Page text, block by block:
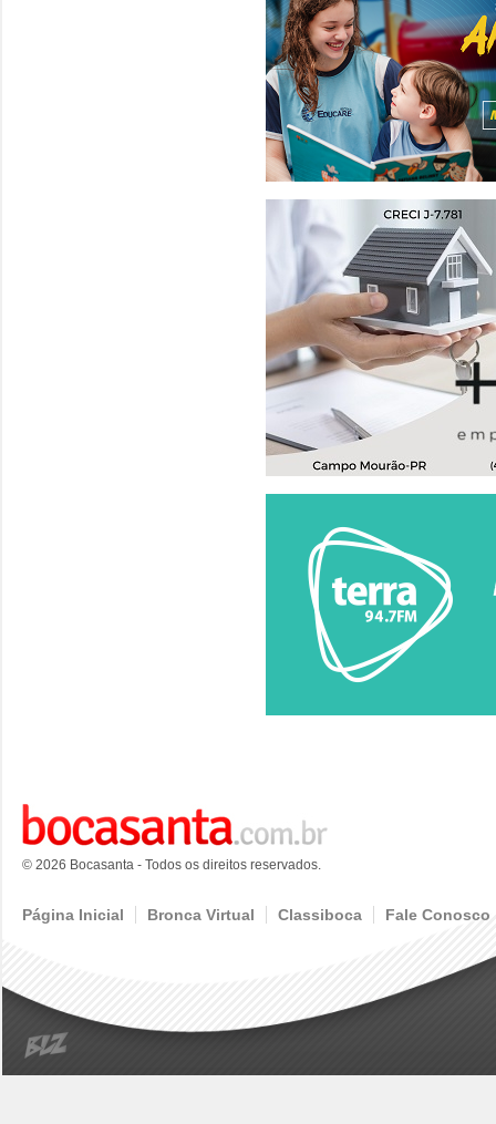
© 2026 Bocasanta - Todos os direitos reservados.
Página Inicial Bronca Virtual Classiboca Fale Conosco